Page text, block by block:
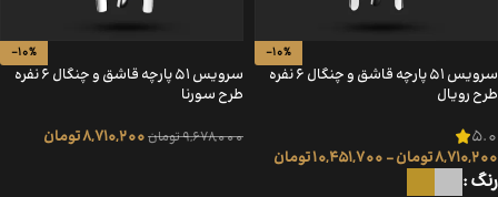
-10%
سرویس 51 پارچه قاشق و چنگال 6 نفره
طرح رویال
5.0
8,710,200تومان–
10,451,700تومان
رنگ
-10%
سرویس 51 پارچه قاشق و چنگال 6 نفره
طرح سورنا
9,678,000تومان8,710,200تومان